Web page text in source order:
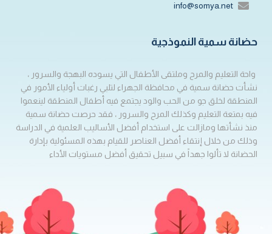
info@somya.net
حضانة سمية النموذجية
واحة التعليم والمرح وملتقى الأطفال التي يسوده البهجة والسرور ،
نشأت حضانة سمية في محافظة الجهراء لتلبي رغبات أولياء الأمور في
المنطقة لخلق جو من الحب والود يجتمع فيه أطفال المنطقة لينعموا
فيه بمتعة التعليم وكذلك المرح والسرور ، فقد حرصت حضانة سمية
منذ نشأتها ومازالت على استخدام أفضل الأساليب العلمية في الدراسة
وذلك من خلال إنتقاء أفضل العناصر للقيام بهذه المسئولية بإدارة
الحضانة لا تألوا جهداً في سبيل تحقيق أفضل مستويات الأداء